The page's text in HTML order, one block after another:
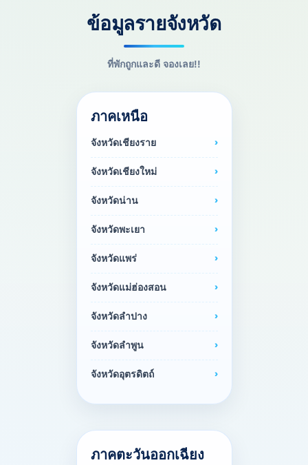
ข้อมูลรายจังหวัด
ที่พักถูกและดี จองเลย!!
ภาคเหนือ
จังหวัดเชียงราย
จังหวัดเชียงใหม่
จังหวัดน่าน
จังหวัดพะเยา
จังหวัดแพร่
จังหวัดแม่ฮ่องสอน
จังหวัดลำปาง
จังหวัดลำพูน
จังหวัดอุตรดิตถ์
ภาคตะวันออกเฉียง